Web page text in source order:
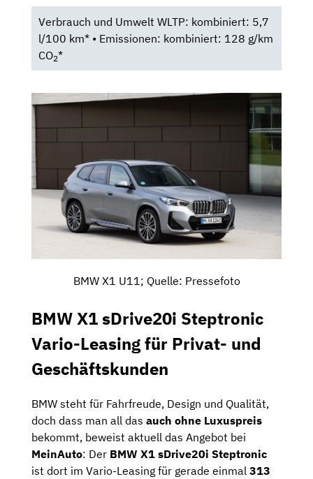
Verbrauch und Umwelt WLTP: kombiniert: 5,7
l/100 km* • Emissionen: kombiniert: 128 g/km
CO2*
BMW X1 U11; Quelle: Pressefoto
BMW X1 sDrive20i Steptronic
Vario-Leasing für Privat- und
Geschäftskunden
BMW steht für Fahrfreude, Design und Qualität,
doch dass man all das auch ohne Luxuspreis
bekommt, beweist aktuell das Angebot bei
MeinAuto: Der BMW X1 sDrive20i Steptronic
ist dort im Vario-Leasing für gerade einmal 313